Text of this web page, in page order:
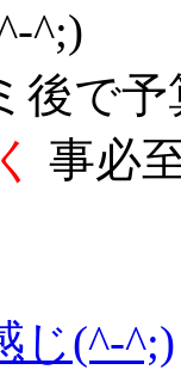
^;)
後で
事必
じ(^-^;)